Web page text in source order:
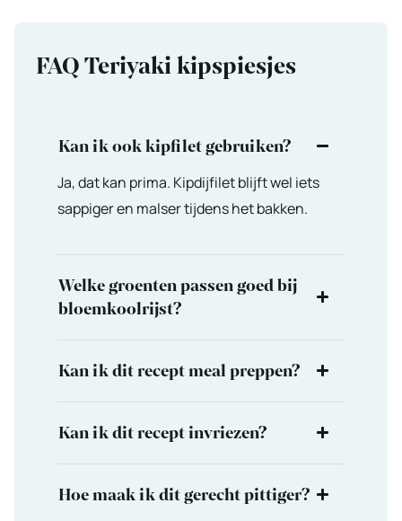
FAQ Teriyaki kipspiesjes
Kan ik ook kipfilet gebruiken?
Ja, dat kan prima. Kipdijfilet blijft wel iets
sappiger en malser tijdens het bakken.
Welke groenten passen goed bij
bloemkoolrijst?
Kan ik dit recept meal preppen?
Kan ik dit recept invriezen?
Hoe maak ik dit gerecht pittiger?